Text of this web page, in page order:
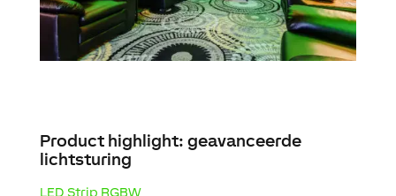
Product highlight: geavanceerde
lichtsturing
LED Strip RGBW